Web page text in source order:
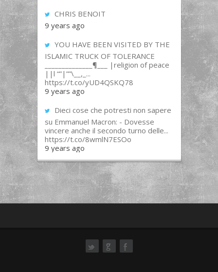
CHRIS BENOIT
9 years ago
YOU HAVE BEEN VISITED BY THE
ISLAMIC TRUCK OF TOLERANCE
______________¶___ |religion of peace
||l “”|””\__,_...
https://t.co/yUD4QSKQ78
9 years ago
Dieci cose che potresti non sapere
su Emmanuel Macron: - Dovesse
vincere anche il secondo turno delle...
https://t.co/8wmlN7ESOo
9 years ago